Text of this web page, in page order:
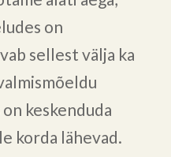
on
sellest välja ka
keskenduda
korda lähevad.